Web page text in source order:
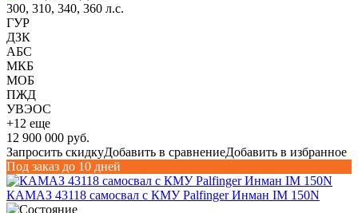
300, 310, 340, 360 л.с.
ГУР
ДЗК
АБС
МКБ
МОБ
ПЖД
УВЭОС
+12 еще
12 900 000 руб.
Запросить скидкуДобавить в сравнениеДобавить в избранное
Под заказ до 10 дней
КАМАЗ 43118 самосвал с КМУ Palfinger Инман IM 150N